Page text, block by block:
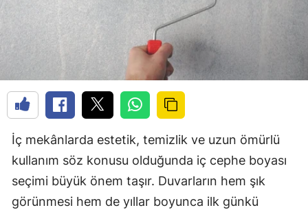
İç mekânlarda estetik, temizlik ve uzun ömürlü
kullanım söz konusu olduğunda iç cephe boyası
seçimi büyük önem taşır. Duvarların hem şık
görünmesi hem de yıllar boyunca ilk günkü